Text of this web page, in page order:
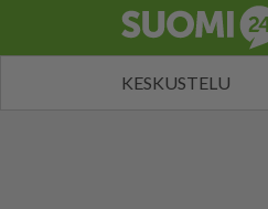
KESKUSTELU